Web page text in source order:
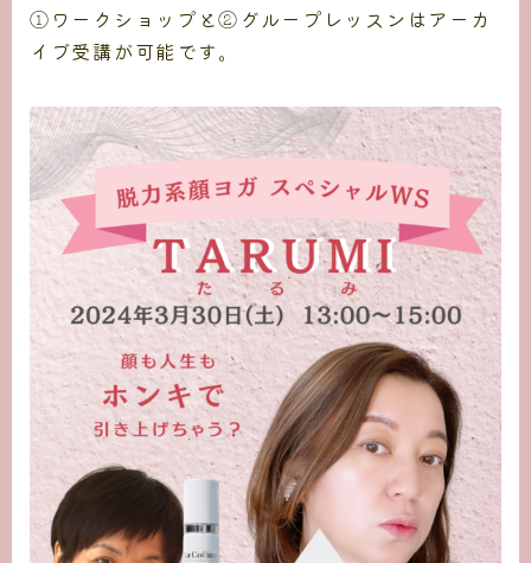
①ワークショップと②グループレッスンはアーカ
イブ受講が可能です。